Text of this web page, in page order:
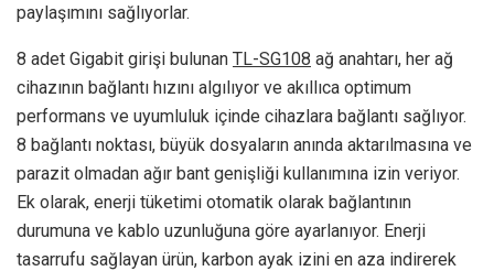
paylaşımını sağlıyorlar.
8 adet Gigabit girişi bulunan TL-SG108 ağ anahtarı, her ağ
cihazının bağlantı hızını algılıyor ve akıllıca optimum
performans ve uyumluluk içinde cihazlara bağlantı sağlıyor.
8 bağlantı noktası, büyük dosyaların anında aktarılmasına ve
parazit olmadan ağır bant genişliği kullanımına izin veriyor.
Ek olarak, enerji tüketimi otomatik olarak bağlantının
durumuna ve kablo uzunluğuna göre ayarlanıyor. Enerji
tasarrufu sağlayan ürün, karbon ayak izini en aza indirerek